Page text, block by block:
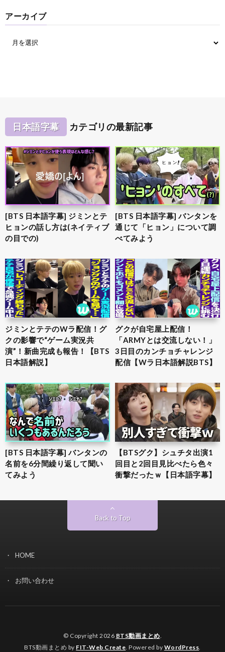
アーカイブ
日本語字幕 カテゴリの最新記事
[BTS 日本語字幕] ジミンとテ
ヒョンの話し方は(ネイティブ
の目での)
[BTS 日本語字幕] バンタンを
通じて「ヒョン」について調
べてみよう
ジミンとテテのWラ配信！グ
クの影響で“ゲーム実況共
演”！新曲完成も報告！【BTS
日本語解説】
グクが自宅屋上配信！
「ARMYとは交流しない！」
3日目のカンチョチャレンジ
配信【Wラ日本語解説BTS】
[BTS 日本語字幕] バンタンの
名前を6分間繰り返して聞い
てみよう
【BTSグク】シュチタ出演1
回目と2回目見比べたら色々
衝撃だったｗ【日本語字幕】
Back to Top
HOME
お問い合わせ
© Copyright 2026 BTS動画まとめ.
BTS動画まとめ by FIT-Web Create. Powered by WordPress.